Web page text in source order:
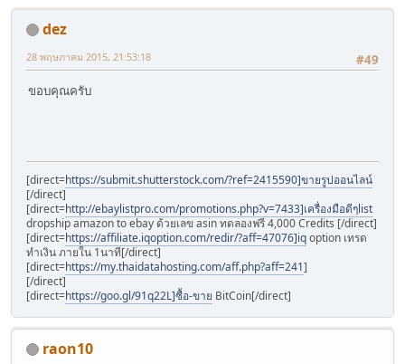
dez
#49
28 พฤษภาคม 2015, 21:53:18
ขอบคุณครับ
[direct=https://submit.shutterstock.com/?ref=2415590]ขายรูปออนไลน์
[/direct]
[direct=http://ebaylistpro.com/promotions.php?v=7433]เครื่องมือดีๆlist
dropship amazon to ebay ด้วยเลข asin ทดลองฟรี 4,000 Credits [/direct]
[direct=https://affiliate.iqoption.com/redir/?aff=47076]iqoption เทรด
ทำเงิน ภายใน 1นาที[/direct]
[direct=https://my.thaidatahosting.com/aff.php?aff=241]
[/direct]
[direct=https://goo.gl/91q22L]ซื้อ-ขาย BitCoin[/direct]
raon10